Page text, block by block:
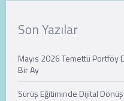
Son Yazılar
Mayıs 2026 Temettü Portföy
Bir Ay
Sürüş Eğitiminde Dijital